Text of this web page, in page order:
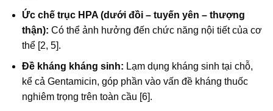
Ức chế trục HPA (dưới đồi – tuyến yên – thượng
thận): Có thể ảnh hưởng đến chức năng nội tiết của cơ
thể [2, 5].
Đề kháng kháng sinh: Lạm dụng kháng sinh tại chỗ,
kể cả Gentamicin, góp phần vào vấn đề kháng thuốc
nghiêm trọng trên toàn cầu [6].